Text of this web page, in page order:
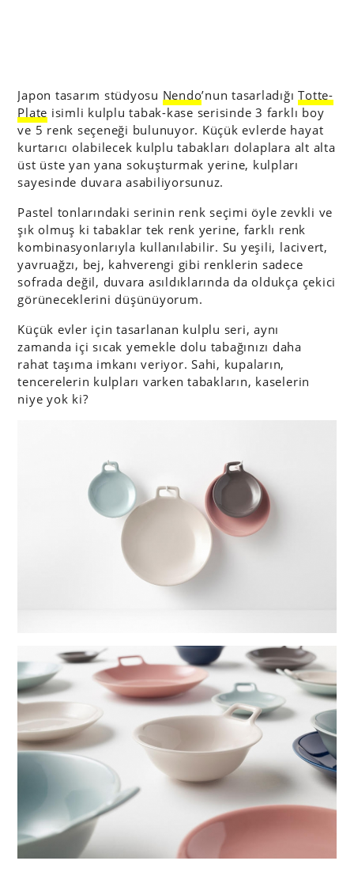
Japon tasarım stüdyosu Nendo’nun tasarladığıTotte-
Plate isimli kulplu tabak-kase serisinde 3 farklı boy
ve 5 renk seçeneği bulunuyor. Küçük evlerde hayat
kurtarıcı olabilecek kulplu tabakları dolaplara alt alta
üst üste yan yana sokuşturmak yerine, kulpları
sayesinde duvara asabiliyorsunuz.
Pastel tonlarındaki serinin renk seçimi öyle zevkli ve
şık olmuş ki tabaklar tek renk yerine, farklı renk
kombinasyonlarıyla kullanılabilir. Su yeşili, lacivert,
yavruağzı, bej, kahverengi gibi renklerin sadece
sofrada değil, duvara asıldıklarında da oldukça çekici
görüneceklerini düşünüyorum.
Küçük evler için tasarlanan kulplu seri, aynı
zamanda içi sıcak yemekle dolu tabağınızı daha
rahat taşıma imkanı veriyor. Sahi, kupaların,
tencerelerin kulpları varken tabakların, kaselerin
niye yok ki?